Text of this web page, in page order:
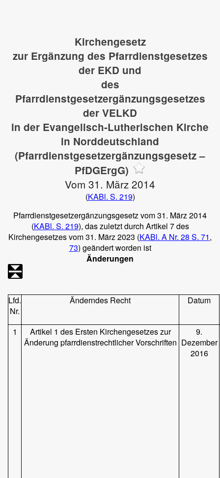
Kirchengesetz
zur Ergänzung des Pfarrdienstgesetzes
der EKD und
des
Pfarrdienstgesetzergänzungsgesetzes
der VELKD
in der Evangelisch-Lutherischen Kirche
in Norddeutschland
(Pfarrdienstgesetzergänzungsgesetz –
PfDGErgG)
Vom 31. März 2014
(KABl. S. 219)
Pfarrdienstgesetzergänzungsgesetz vom 31. März 2014
(KABl. S. 219), das zuletzt durch Artikel 7 des
Kirchengesetzes vom 31. März 2023 (KABl. A Nr. 28 S. 71,
73) geändert worden ist
Änderungen
Lfd.
Nr.
Änderndes Recht Datum
1
Artikel 1 des Ersten Kirchengesetzes zur
Änderung pfarrdienstrechtlicher Vorschriften
9.
Dezember
2016